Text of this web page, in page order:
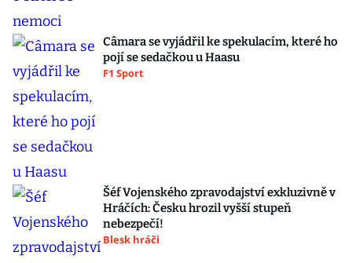
Câmara se vyjádřil ke spekulacím, které ho
pojí se sedačkou u Haasu
F1 Sport
Šéf Vojenského zpravodajství exkluzivně v
Hráčích: Česku hrozil vyšší stupeň
nebezpečí!
Blesk hráči